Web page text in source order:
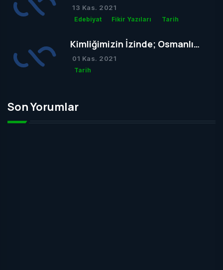
13 Kas. 2021
Edebiyat Fikir Yazıları Tarih
Kimliğimizin İzinde; Osmanlı
Mezar Taşları
01 Kas. 2021
Tarih
Son Yorumlar